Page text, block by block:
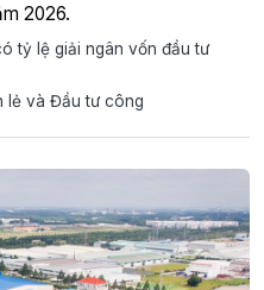
2026.
tỷ lệ giải ngân vốn đầu tư
lẻ và Đầu tư công